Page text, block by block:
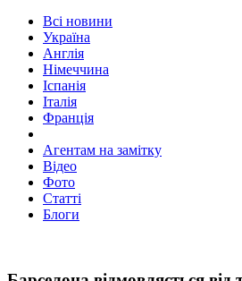
Всі новини
Україна
Англія
Німеччина
Іспанія
Італія
Франція
Агентам на замітку
Відео
Фото
Статті
Блоги